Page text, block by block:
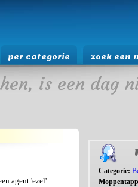
per categorie zoek een
is een dag
agent 'ezel'
Categorie: